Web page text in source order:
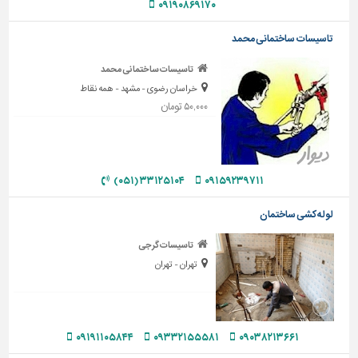
کفپوش
و
سرویس
بهداشتی
ابزار،یراق
و
ماشین
برقی،روشنایی،ایمنی
محوطه
سازی
و
نما
ساخت
ساز
۰۹۱۹۰۸۶۹۱۷۰
تاسیسات ساختمانی محمد
تاسیسات ساختمانی محمد
خراسان رضوی - مشهد - همه نقاط
۵۰,۰۰۰ تومان
۰۹۱۵۹۲۳۹۷۱۱ ۳۳۱۲۵۱۰۴ (۰۵۱)
لوله کشی ساختمان
تاسیسات گرجی
تهران - تهران
۰۹۰۳۸۲۱۳۶۶۱ ۰۹۳۳۲۱۵۵۵۸۱ ۰۹۱۹۱۱۰۵۸۴۴